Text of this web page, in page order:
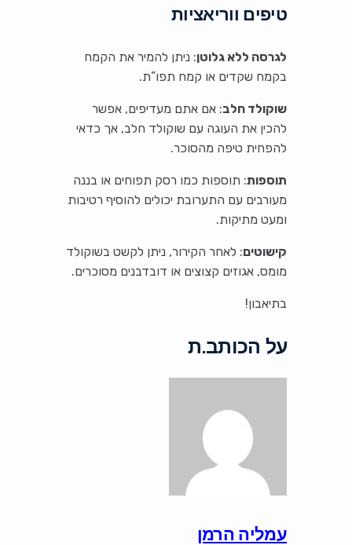
טיפים ווריאציות
לגרסה ללא גלוטן: ניתן להמיר את הקמח
בקמח שקדים או קמח תפו”ת.
שוקולד חלב: אם אתם מעדיפים, אפשר
להכין את העוגה עם שוקולד חלב, אך כדאי
להפחית טיפה מהסוכר.
תוספות: תוספות כמו רסק תפוחים או בננה
מעורבים עם התערובת יכולים להוסיף רטיבות
ומעט מתיקות.
קישוטים: לאחר הקירור, ניתן לקשט בשוקולד
מומס, אגוזים קצוצים או דובדבנים מסוכרים.
בתיאבון!
על הכותב.ת
עמליה הרמן